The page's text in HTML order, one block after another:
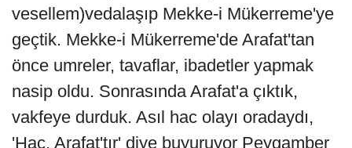
vesellem)vedalaşıp Mekke-i Mükerreme'ye
geçtik. Mekke-i Mükerreme'de Arafat'tan
önce umreler, tavaflar, ibadetler yapmak
nasip oldu. Sonrasında Arafat'a çıktık,
vakfeye durduk. Asıl hac olayı oradaydı,
'Hac, Arafat'tır' diye buyuruyor Peygamber